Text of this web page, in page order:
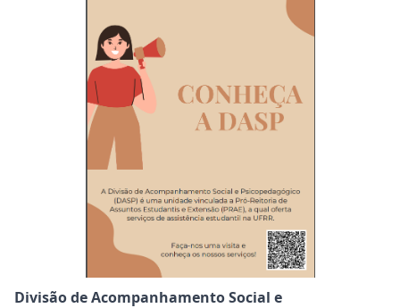
Divisão de Acompanhamento Social e